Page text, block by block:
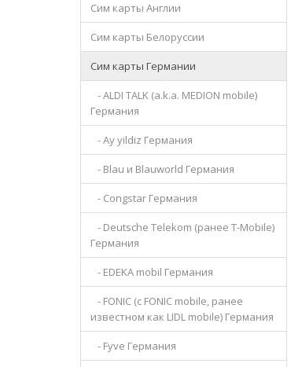
Сим карты Англии
Сим карты Белоруссии
Сим карты Германии
- ALDI TALK (a.k.a. MEDION mobile)
Германия
- Ay yildiz Германия
- Blau и Blauworld Германия
- Congstar Германия
- Deutsche Telekom (ранее T-Mobile)
Германия
- EDEKA mobil Германия
- FONIC (с FONIC mobile, ранее
известном как LIDL mobile) Германия
- Fyve Германия